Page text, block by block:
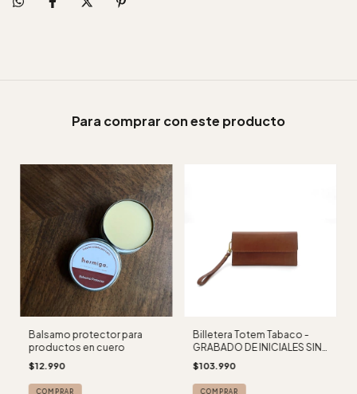
Para comprar con este producto
Balsamo protector para
productos en cuero
$12.990
Billetera Totem Tabaco -
GRABADO DE INICIALES SIN
CARGO -
$103.990